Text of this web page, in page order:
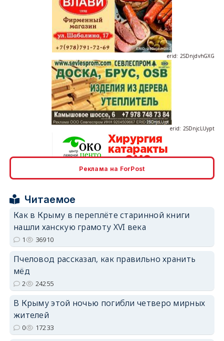
erid: 2SDnjdvhGXG
Реклама на ForPost
Читаемое
Как в Крыму в переплёте старинной книги
нашли ханскую грамоту XVI века
1 36910
Пчеловод рассказал, как правильно хранить
мёд
2 24255
В Крыму этой ночью погибли четверо мирных
жителей
0 17233